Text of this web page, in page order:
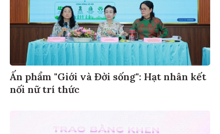
Ấn phẩm "Giới và Đời sống": Hạt nhân kết
nối nữ trí thức